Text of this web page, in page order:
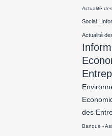
Actualité
Social :
Actualité
des
Banque -